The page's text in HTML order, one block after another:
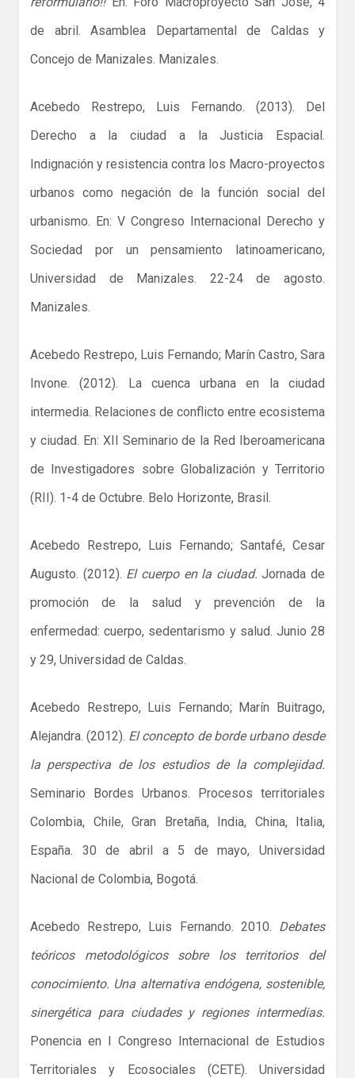
de abril. Asamblea Departamental de Caldas y
Concejo de Manizales. Manizales.
Acebedo Restrepo, Luis Fernando. (2013). Del
Derecho a la ciudad a la Justicia Espacial.
Indignación y resistencia contra los Macro-proyectos
urbanos como negación de la función social del
urbanismo. En: V Congreso Internacional Derecho y
Sociedad por un pensamiento latinoamericano,
Universidad de Manizales. 22-24 de agosto.
Manizales.
Acebedo Restrepo, Luis Fernando; Marín Castro, Sara
Invone. (2012). La cuenca urbana en la ciudad
intermedia. Relaciones de conflicto entre ecosistema
y ciudad. En: XII Seminario de la Red Iberoamericana
de Investigadores sobre Globalización y Territorio
(RII). 1-4 de Octubre. Belo Horizonte, Brasil.
Acebedo Restrepo, Luis Fernando; Santafé, Cesar
Augusto. (2012). El cuerpo en la ciudad.Jornada de
promoción de la salud y prevención de la
enfermedad: cuerpo, sedentarismo y salud. Junio 28
y 29, Universidad de Caldas.
Acebedo Restrepo, Luis Fernando; Marín Buitrago,
Alejandra. (2012). El concepto de borde urbano desde
la perspectiva de los estudios de la complejidad.
Seminario Bordes Urbanos. Procesos territoriales
Colombia, Chile, Gran Bretaña, India, China, Italia,
España. 30 de abril a 5 de mayo, Universidad
Nacional de Colombia, Bogotá.
Acebedo Restrepo, Luis Fernando. 2010. Debates
teóricos metodológicos sobre los territorios del
conocimiento. Una alternativa endógena, sostenible,
sinergética para ciudades y regiones intermedias.
Ponencia en I Congreso Internacional de Estudios
Territoriales y Ecosociales (CETE). Universidad